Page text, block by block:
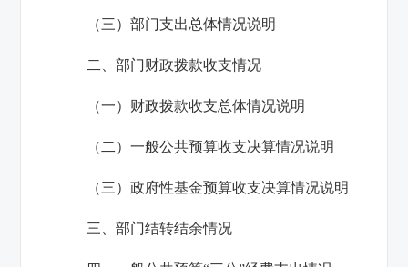
（三）部门支出总体情况说明
二、部门财政拨款收支情况
（一）财政拨款收支总体情况说明
（二）一般公共预算收支决算情况说明
（三）政府性基金预算收支决算情况说明
三、部门结转结余情况